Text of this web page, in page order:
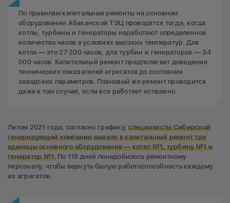
По правилам капитальные ремонты на основном
оборудовании Абаканской ТЭЦ проводятся тогда, когда
котлы, турбины и генераторы наработают определенное
количество часов в условиях высоких температур. Для
котла — это 27 200 часов, для турбин и генераторов — 34
000 часов. Капитальный ремонт предполагает доведение
технических показателей агрегатов до состояния
заводских параметров. Плановый же ремонт проводится
даже в том случае, если все работает исправно.
Летом 2021 года, согласно графику,специалисты Сибирской
генерирующей компании вывели в капитальный ремонт три
единицы основного оборудования — котел №1, турбину №1 и
генератор №1.По 115 дней понадобилось ремонтному
персоналу, чтобы вернуть былую работоспособность каждому
из агрегатов.